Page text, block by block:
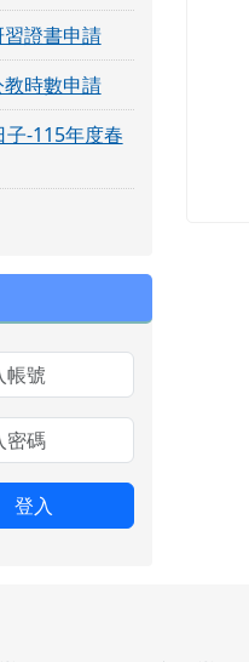
證書申請
時數申請
-115年度春
登入